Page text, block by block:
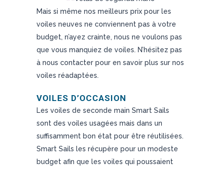
Mais si même nos meilleurs prix pour les
voiles neuves ne conviennent pas à votre
budget, n’ayez crainte, nous ne voulons pas
que vous manquiez de voiles. N’hésitez pas
à nous contacter pour en savoir plus sur nos
voiles réadaptées.
VOILES D’OCCASION
Les voiles de seconde main Smart Sails
sont des voiles usagées mais dans un
suffisamment bon état pour être réutilisées.
Smart Sails les récupère pour un modeste
budget afin que les voiles qui poussaient